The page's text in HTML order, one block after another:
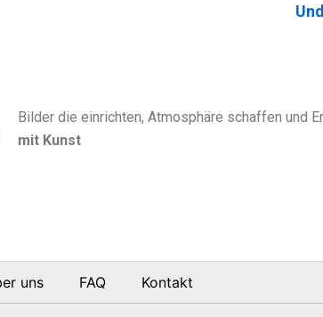
Bilder die einrichten, Atmosphäre schaffen und
mit Kunst
uns FAQ Kontakt